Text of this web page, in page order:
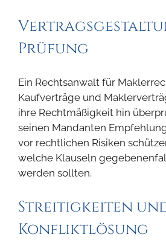
Prüfung
Ein Rechtsanwalt für
Kaufverträge und
ihre Rechtmäßigkeit hin
seinen Mandanten
vor rechtlichen Risiken
welche Klauseln
werden sollten.
Streitigkeiten
Konfliktlösung